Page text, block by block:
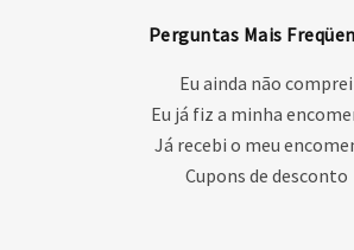
Perguntas Mais
Eu ainda não comprei
Eu já fiz a minha
Já recebi o meu
Cupons de desconto